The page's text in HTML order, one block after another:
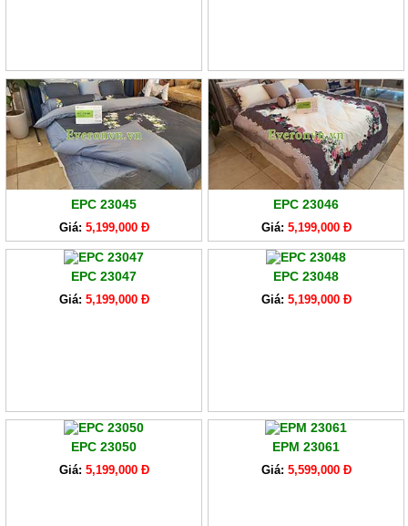
EPC 23045
Giá: 5,199,000 Đ
EPC 23046
Giá: 5,199,000 Đ
EPC 23047
Giá: 5,199,000 Đ
EPC 23048
Giá: 5,199,000 Đ
EPC 23050
Giá: 5,199,000 Đ
EPM 23061
Giá: 5,599,000 Đ